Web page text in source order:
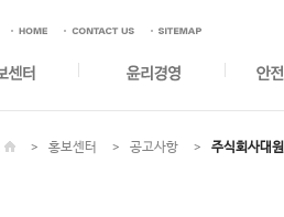
홍보센터 공고사항 주식회사대원